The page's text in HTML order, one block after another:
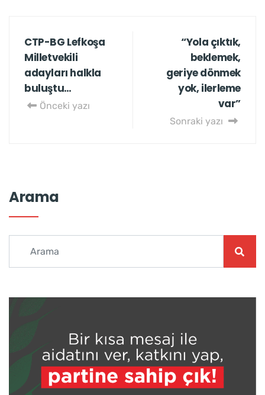
CTP-BG Lefkoşa
Milletvekili
adayları halkla
buluştu…
Önceki yazı
“Yola çıktık,
beklemek,
geriye dönmek
yok, ilerleme
var”
Sonraki yazı
Arama